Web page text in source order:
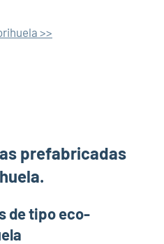
>>
prefabricadas
de tipo eco-